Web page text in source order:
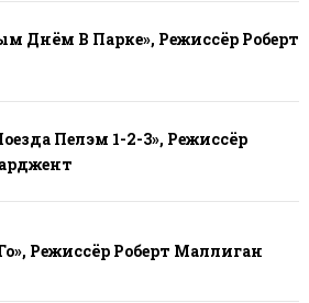
Днём В Парке», Режиссёр Роберт
Пелэм 1-2-3», Режиссёр
Режиссёр Роберт Маллиган